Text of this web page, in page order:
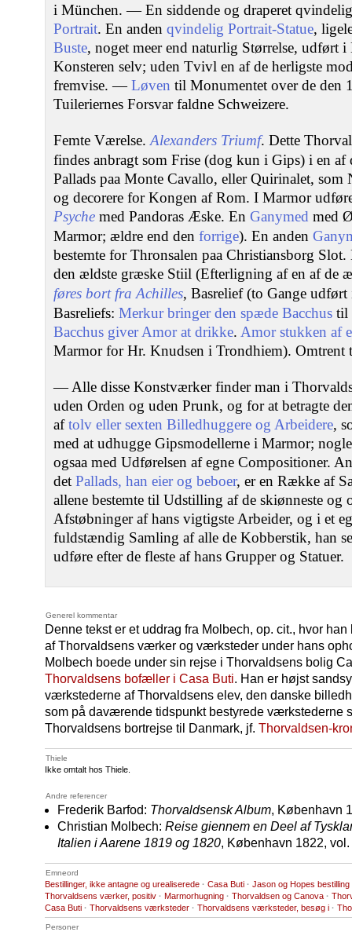
i München. — En siddende og draperet
Portrait. En anden qvindelig Portrait-Statue,
Buste, noget meer end naturlig Størrelse, udført
Konsteren selv; uden Tvivl en af de herligste
fremvise. —Løven til Monumentet over de den
Tuileriernes Forsvar faldne Schweizere.
Femte Værelse. Alexanders Triumf. Dette
findes anbragt som Frise (dog kun i Gips) i en
Pallads paa Monte Cavallo, eller Quirinalet, som
og decorere for Kongen af Rom. I Marmor
Psyche med Pandoras Æske. En Ganymed med
Marmor; ældre end den forrige). En anden
bestemte for Thronsalen paa Christiansborg Slot.
den ældste græske Stiil (Efterligning af en af de
føres bort fra Achilles, Basrelief (to Gange
Basreliefs: Merkur bringer den spæde Bacchus til
Bacchus giver Amor at drikke. Amor stukken af
Marmor for Hr. Knudsen i Trondhiem). Omtrent
— Alle disse Konstværker finder man i
uden Orden og uden Prunk, og for at betragte
aftolv eller sexten Billedhuggere og Arbeidere,
med at udhugge Gipsmodellerne i Marmor;
ogsaa med Udførelsen af egne Compositioner.
det Pallads, han eier og beboer, er en Række af
allene bestemte til Udstilling af de skiønneste og
Afstøbninger af hans vigtigste Arbeider, og i et
fuldstændig Samling af alle de Kobberstik, han
udføre efter de fleste af hans Grupper og Statuer.
Generel kommentar
Denne tekst er et uddrag fra Molbech, op. cit., hvor
af Thorvaldsens værker og værksteder under hans
Molbech boede under sin rejse i Thorvaldsens bolig
Thorvaldsens bofæller i Casa Buti. Han er højst
værkstederne af Thorvaldsens elev, den danske
som på daværende tidspunkt bestyrede værkstederne
Thorvaldsens bortrejse til Danmark, jf. Thorvaldsen-
Thiele
Ikke omtalt hos Thiele.
Andre referencer
Frederik Barfod: Thorvaldsensk Album, København
Christian Molbech: Reise giennem en Deel af
Italien i Aarene 1819 og 1820, København 1822,
Emneord
Bestillinger, ikke antagne og urealiserede · Casa Buti · Jason og Hopes bestilling
Thorvaldsens værker, positiv · Marmorhugning · Thorvaldsen og Canova ·
Casa Buti · Thorvaldsens værksteder · Thorvaldsens værksteder, besøg i ·
Personer